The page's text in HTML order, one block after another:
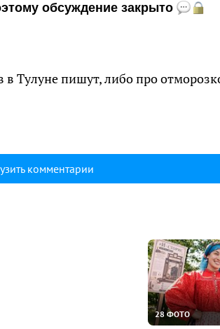
обсуждение закрыто
Тулуне пишут, либо про
комментарии
28 ФОТО